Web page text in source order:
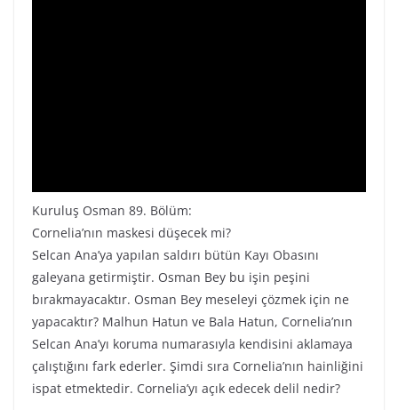
Kuruluş Osman 89. Bölüm:
Cornelia’nın maskesi düşecek mi?
Selcan Ana’ya yapılan saldırı bütün Kayı Obasını
galeyana getirmiştir. Osman Bey bu işin peşini
bırakmayacaktır. Osman Bey meseleyi çözmek için ne
yapacaktır? Malhun Hatun ve Bala Hatun, Cornelia’nın
Selcan Ana’yı koruma numarasıyla kendisini aklamaya
çalıştığını fark ederler. Şimdi sıra Cornelia’nın hainliğini
ispat etmektedir. Cornelia’yı açık edecek delil nedir?